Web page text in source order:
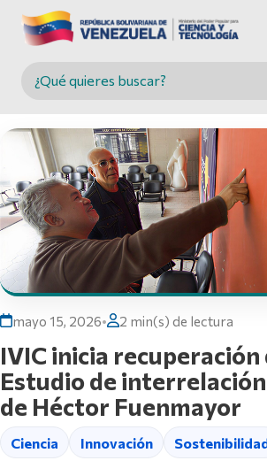
Buscar en MINCYT
mayo 15, 2026• 2 min(s) de lectura
IVIC inicia recuperación
Estudio de
de Héctor Fuenmayor
Ciencia Innovación